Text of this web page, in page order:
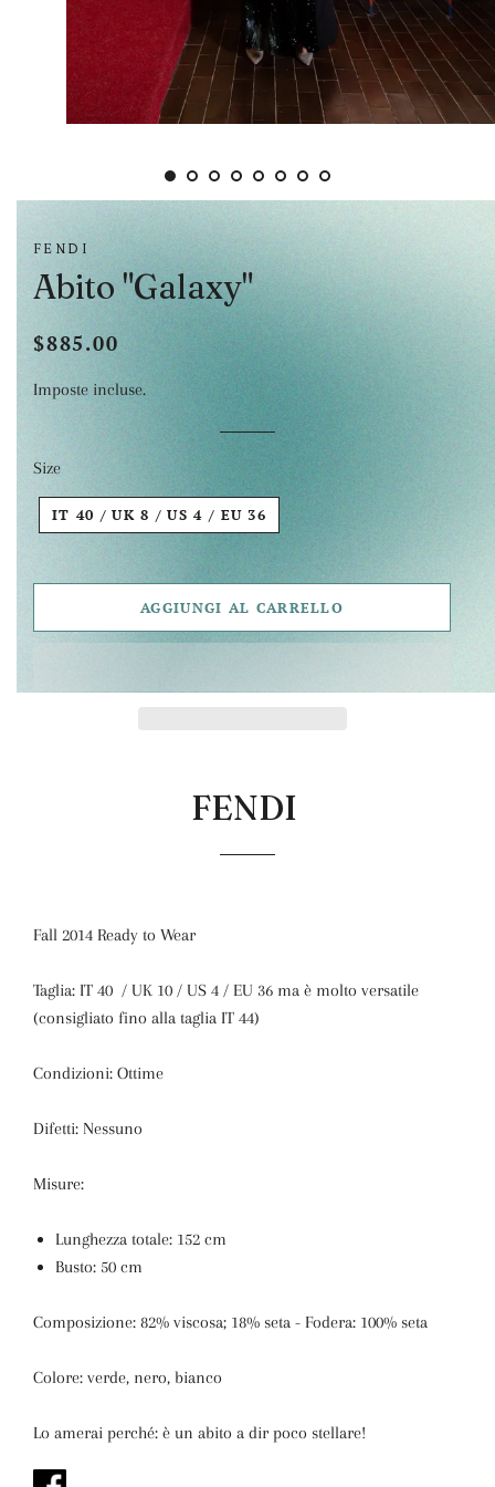
FENDI
Abito "Galaxy"
Prezzo
listino
Prezzo
$885.00
Imposte incluse.
Size
IT 40 / UK 8 / US 4 / EU 36
AGGIUNGI AL CARRELLO
FENDI
Fall 2014 Ready to Wear
Taglia: IT 40 / UK 10 / US 4 / EU 36 ma è molto versatile
(consigliato fino alla taglia IT 44)
Condizioni: Ottime
Difetti: Nessuno
Misure:
Lunghezza totale: 152 cm
Busto: 50 cm
Composizione: 82% viscosa; 18% seta - Fodera: 100% seta
Colore: verde, nero, bianco
Lo amerai perché: è un abito a dir poco stellare!